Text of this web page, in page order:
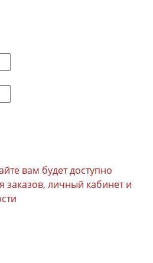
вам будет доступно
заказов, личный кабинет и